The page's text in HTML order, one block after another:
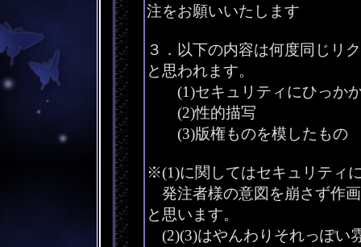
注をお願いいたします
３．以下の内容は何度同じリ
と思われます。
(1)セキュリティにひっか
(2)性的描写
(3)版権ものを模したもの
※(1)に関してはセキュリティ
発注者様の意図を崩さず作
と思います。
(2)(3)はやんわりそれっぽい